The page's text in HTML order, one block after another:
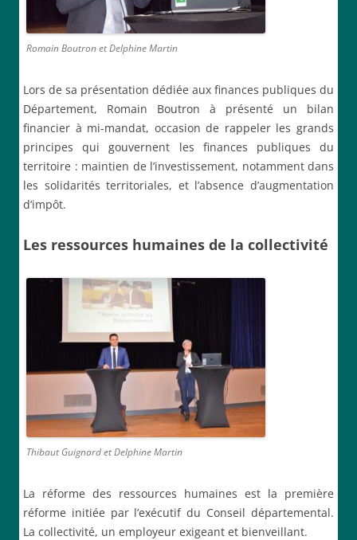
Romain Boutron et Delphine Martin
Lors de sa présentation dédiée aux finances publiques du
Département, Romain Boutron à présenté un bilan
financier à mi-mandat, occasion de rappeler les grands
principes qui gouvernent les finances publiques du
territoire : maintien de l’investissement, notamment dans
les solidarités territoriales, et l’absence d’augmentation
d’impôt.
Les ressources humaines de la collectivité
Thibaut Guignard et Delphine Martin
La réforme des ressources humaines est la première
réforme initiée par l’exécutif du Conseil départemental.
La collectivité, un employeur exigeant et bienveillant.